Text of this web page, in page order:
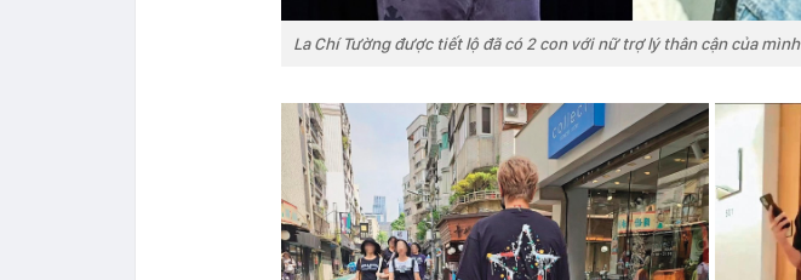
La Chí Tường được tiết lộ đã có 2 con với nữ trợ lý thân cận của mình